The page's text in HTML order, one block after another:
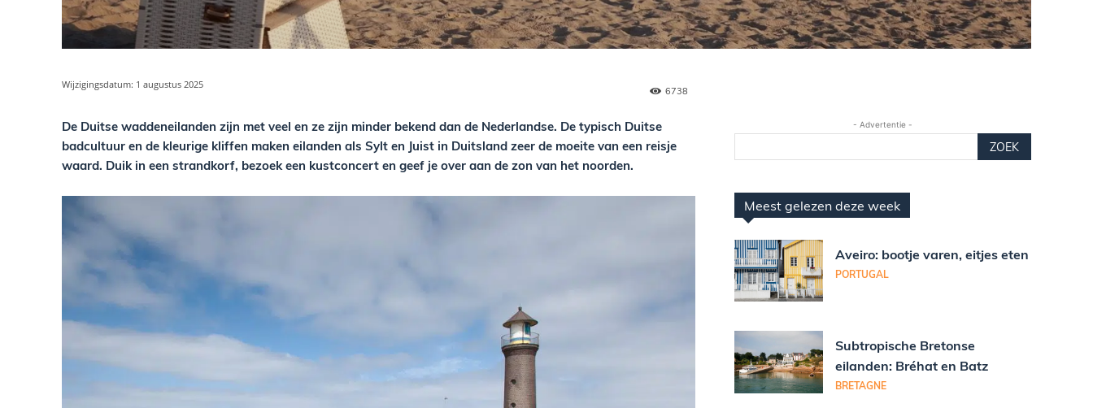
Wijzigingsdatum: 1 augustus 2025
6738
De Duitse waddeneilanden zijn met veel en ze zijn minder bekend dan de Nederlandse. De typisch Duitse
badcultuur en de kleurige kliffen maken eilanden als Sylt en Juist in Duitsland zeer de moeite van een reisje
waard. Duik in een strandkorf, bezoek een kustconcert en geef je over aan de zon van het noorden.
- Advertentie -
ZOEK
Meest gelezen deze week
Aveiro: bootje varen, eitjes eten
PORTUGAL
Subtropische Bretonse
eilanden: Bréhat en Batz
BRETAGNE